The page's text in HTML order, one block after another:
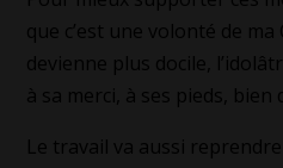
que c’est une volonté de
devienne plus docile,
à sa merci, à ses pieds, bien
Le travail va aussi